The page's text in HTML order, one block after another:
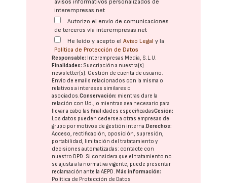
avisos informativos personalizados de
interempresas.net
Autorizo el envío de comunicaciones
de terceros vía interempresas.net
He leído y acepto elAviso Legal y la
Política de Protección de Datos
Responsable: Interempresas Media, S.L.U.
Finalidades: Suscripción a nuestra(s)
newsletter(s). Gestión de cuenta de usuario.
Envío de emails relacionados con la misma o
relativos a intereses similares o
asociados.Conservación: mientras dure la
relación con Ud., o mientras sea necesario para
llevar a cabo las finalidades especificadasCesión:
Los datos pueden cederse a otras empresas del
grupo por motivos de gestión interna.Derechos:
Acceso, rectificación, oposición, supresión,
portabilidad, limitación del tratatamiento y
decisiones automatizadas: contacte con
nuestro DPD. Si considera que el tratamiento no
se ajusta a la normativa vigente, puede presentar
reclamación ante laAEPD.Más información:
Política de Protección de Datos